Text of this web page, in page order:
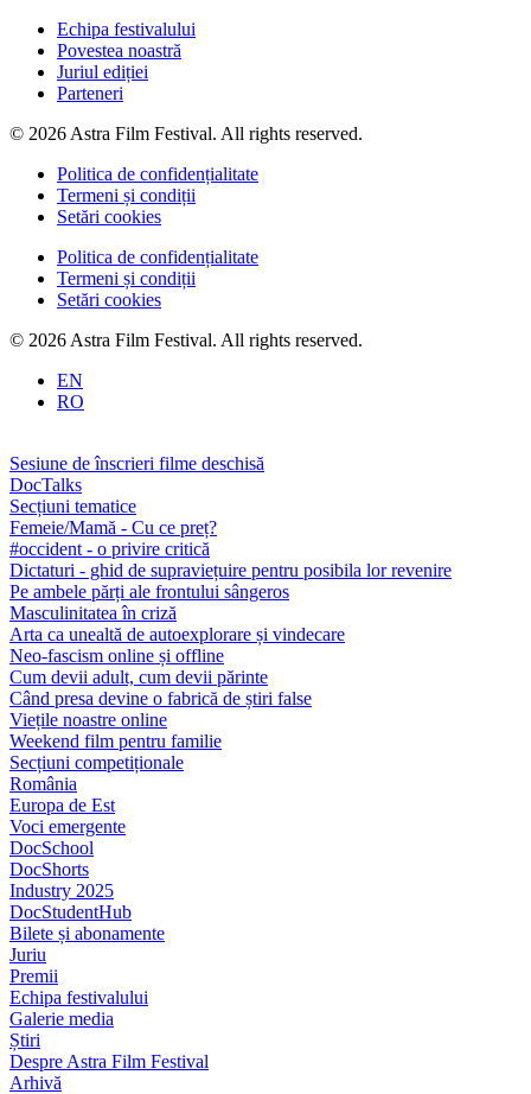
Echipa festivalului
Povestea noastră
Juriul ediției
Parteneri
© 2026 Astra Film Festival. All rights reserved.
Politica de confidențialitate
Termeni și condiții
Setări cookies
Politica de confidențialitate
Termeni și condiții
Setări cookies
© 2026 Astra Film Festival. All rights reserved.
EN
RO
Sesiune de înscrieri filme deschisă
DocTalks
Secțiuni tematice
Femeie/Mamă - Cu ce preț?
#occident - o privire critică
Dictaturi - ghid de supraviețuire pentru posibila lor revenire
Pe ambele părți ale frontului sângeros
Masculinitatea în criză
Arta ca unealtă de autoexplorare și vindecare
Neo-fascism online și offline
Cum devii adult, cum devii părinte
Când presa devine o fabrică de știri false
Viețile noastre online
Weekend film pentru familie
Secțiuni competiționale
România
Europa de Est
Voci emergente
DocSchool
DocShorts
Industry 2025
DocStudentHub
Bilete și abonamente
Juriu
Premii
Echipa festivalului
Galerie media
Știri
Despre Astra Film Festival
Arhivă